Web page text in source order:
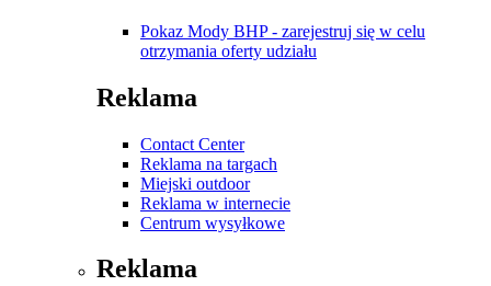
Pokaz Mody BHP - zarejestruj się w celu
otrzymania oferty udziału
Reklama
Contact Center
Reklama na targach
Miejski outdoor
Reklama w internecie
Centrum wysyłkowe
Reklama